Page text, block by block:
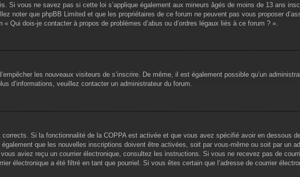
Si vous ne savez pas si cette loi s’applique également aux mineurs âgés de moins de 13 ans
noter que phpBB Limited et que les propriétaires de ce forum ne peuvent pas vous proposer
dois-je contacter à propos de problèmes d’abus ou d’ordres légaux liés à ce forum ? ».
les nouveaux visiteurs de s’inscrire. De même, il est également possible qu’un
d’informations, veuillez contacter un administrateur du forum.
Si la fonctionnalité de la COPPA est activée et que vous avez spécifié avoir en dessous
que les nouvelles inscriptions doivent être activées, soit par vous-même ou soit par un
aviez reçu un courrier électronique, consultez les instructions. Si vous ne recevez pas de
électronique a été filtré en tant que pourriel. Si vous êtes certain que l’adresse de courrier